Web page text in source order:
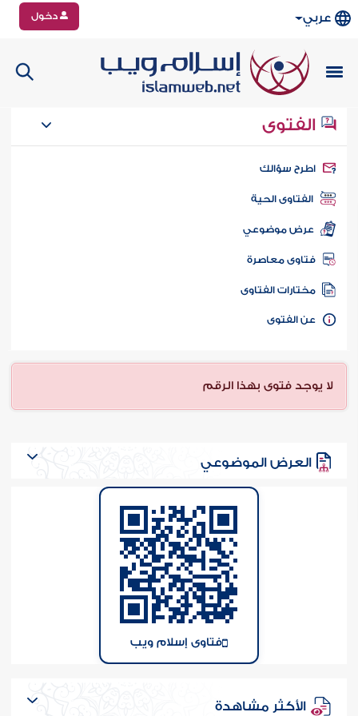
عربي دخول
الفتوى
سؤالك
الفتاوى الحية
عرض موضوعي
فتاوى معاصرة
مختارات الفتاوى
الفتوى
لا يوجد فتوى بهذا الرقم
العرض الموضوعي
فتاوى إسلام ويب
الأكثر مشاهدة